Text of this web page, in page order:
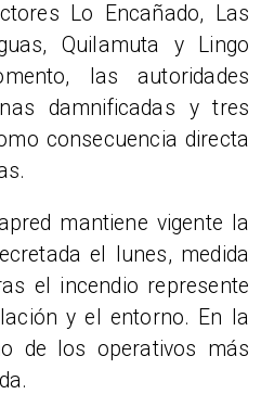
Lo Encañado, Las
Quilamuta y Lingo
las autoridades
damnificadas y tres
consecuencia directa
mantiene vigente la
el lunes, medida
el incendio represente
y el entorno. En la
de los operativos más